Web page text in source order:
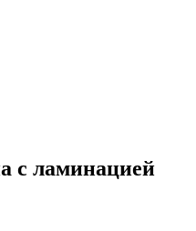
с ламинацией